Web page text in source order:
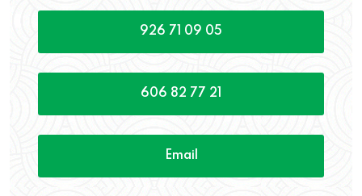
926 71 09 05
606 82 77 21
Email